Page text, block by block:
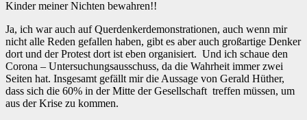
Kinder meiner Nichten bewahren!!
Ja, ich war auch auf Querdenkerdemonstrationen, auch wenn mir
nicht alle Reden gefallen haben, gibt es aber auch großartige Denker
dort und der Protest dort ist eben organisiert. Und ich schaue den
Corona – Untersuchungsausschuss, da die Wahrheit immer zwei
Seiten hat. Insgesamt gefällt mir die Aussage von Gerald Hüther,
dass sich die 60% in der Mitte der Gesellschaft treffen müssen, um
aus der Krise zu kommen.